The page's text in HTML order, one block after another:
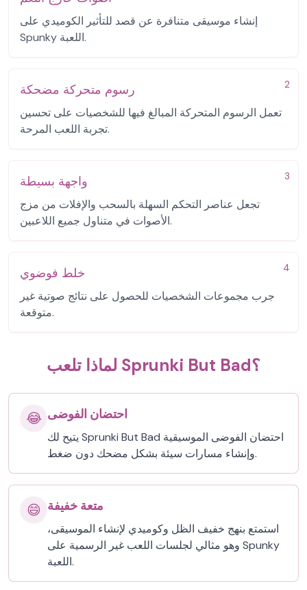
إنشاء موسيقى متنافرة عن قصد للتأثير الكوميدي على
Spunky اللعبة.
2 رسوم متحركة مضحكة
تعمل الرسوم المتحركة المبالغ فيها للشخصيات على تحسين
تجربة اللعب المرحة.
3 واجهة بسيطة
تجعل عناصر التحكم السهلة بالسحب والإفلات من مزج
الأصوات في متناول جميع اللاعبين.
4 خلط فوضوي
جرب مجموعات الشخصيات للحصول على نتائج صوتية غير
متوقعة.
لماذا تلعب Sprunki But Bad؟
😂 احتضان الفوضى
يتيح لك Sprunki But Bad احتضان الفوضى الموسيقية
وإنشاء مسارات سيئة بشكل مضحك دون ضغط.
😄 متعة خفيفة
استمتع بنهج خفيف الظل وكوميدي لإنشاء الموسيقى،
وهو مثالي لجلسات اللعب غير الرسمية على Spunky
اللعبة.